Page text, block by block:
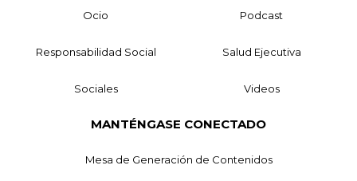
Ocio Podcast
Responsabilidad Social Salud Ejecutiva
Sociales Videos
MANTÉNGASE CONECTADO
Mesa de Generación de Contenidos